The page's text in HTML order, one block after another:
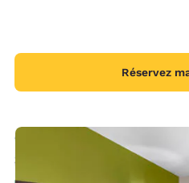
Réservez